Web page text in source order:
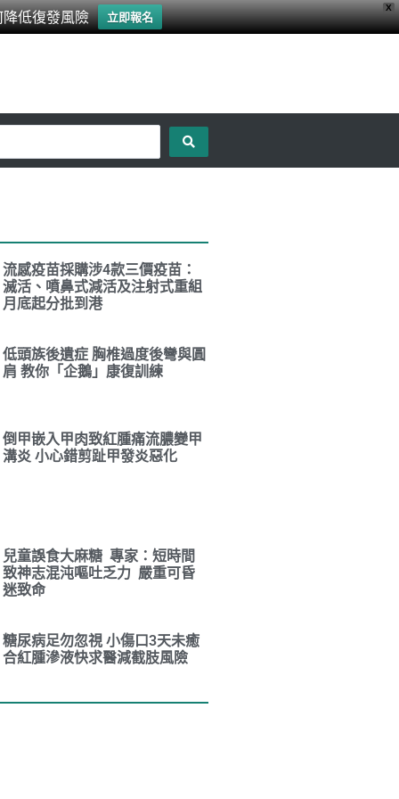
X
低復發風險 立即報名
流感疫苗採購涉4款三價疫苗：
滅活、噴鼻式減活及注射式重組
月底起分批到港
低頭族後遺症 胸椎過度後彎與圓
肩 教你「企鵝」康復訓練
倒甲嵌入甲肉致紅腫痛流膿變甲
溝炎 小心錯剪趾甲發炎惡化
兒童誤食大麻糖 專家：短時間
致神志混沌嘔吐乏力 嚴重可昏
迷致命
糖尿病足勿忽視 小傷口3天未癒
合紅腫滲液快求醫減截肢風險